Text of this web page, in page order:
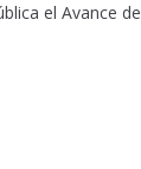
el Avance